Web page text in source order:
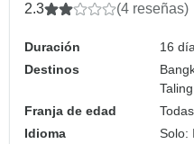
2.3 (4 reseñas)
Duración
16
Destinos
Franja de edad
Idioma
Solo: